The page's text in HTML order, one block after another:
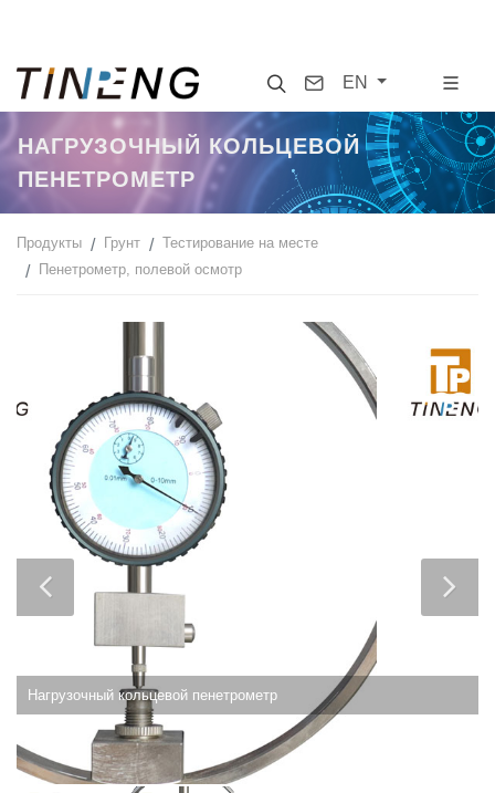
SearchContact
EN
НАГРУЗОЧНЫЙ КОЛЬЦЕВОЙ
ПЕНЕТРОМЕТР
Продукты Грунт
Тестирование на месте
Пенетрометр, полевой осмотр
Нагрузочный кольцевой пенетрометр